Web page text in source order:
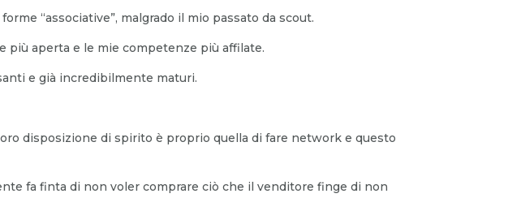
“associative”, malgrado il mio passato da scout.
più aperta e le mie competenze più affilate.
e già incredibilmente maturi.
disposizione di spirito è proprio quella di fare network e questo
fa finta di non voler comprare ciò che il venditore finge di non